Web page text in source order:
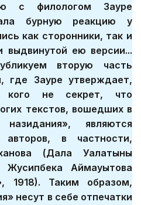
с филологом Зауре
бурную реакцию у
как сторонники, так и
выдвинутой ею версии...
вторую часть
где Зауре утверждает,
не секрет, что
текстов, вошедших в
являются
авторов, в частности,
(Дала Уалатының
Жусипбека Аймауытова
1918). Таким образом,
несут в себе отпечатки